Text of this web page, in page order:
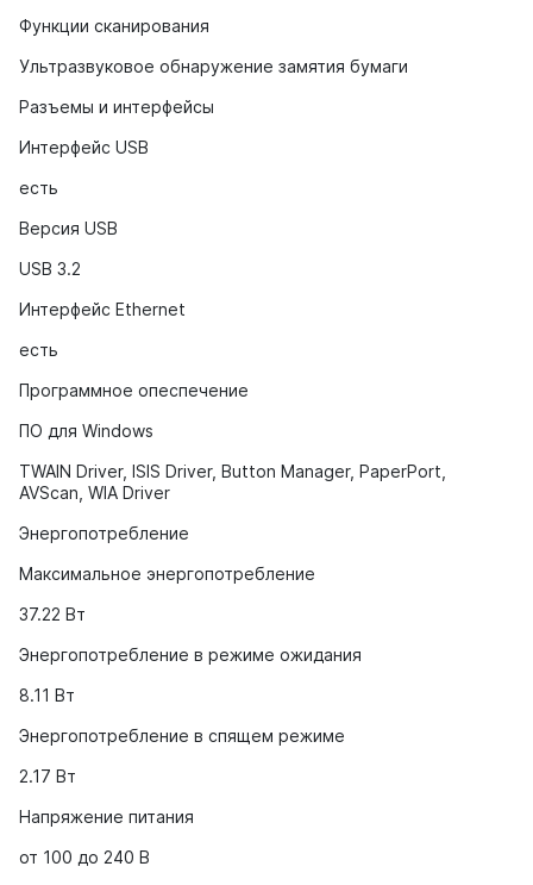
Функции сканирования
Ультразвуковое обнаружение замятия бумаги
Разъемы и интерфейсы
Интерфейс USB
есть
Версия USB
USB 3.2
Интерфейс Ethernet
есть
Программное опеспечение
ПО для Windows
TWAIN Driver, ISIS Driver, Button Manager, PaperPort,
AVScan, WIA Driver
Энергопотребление
Максимальное энергопотребление
37.22 Вт
Энергопотребление в режиме ожидания
8.11 Вт
Энергопотребление в спящем режиме
2.17 Вт
Напряжение питания
от 100 до 240 В